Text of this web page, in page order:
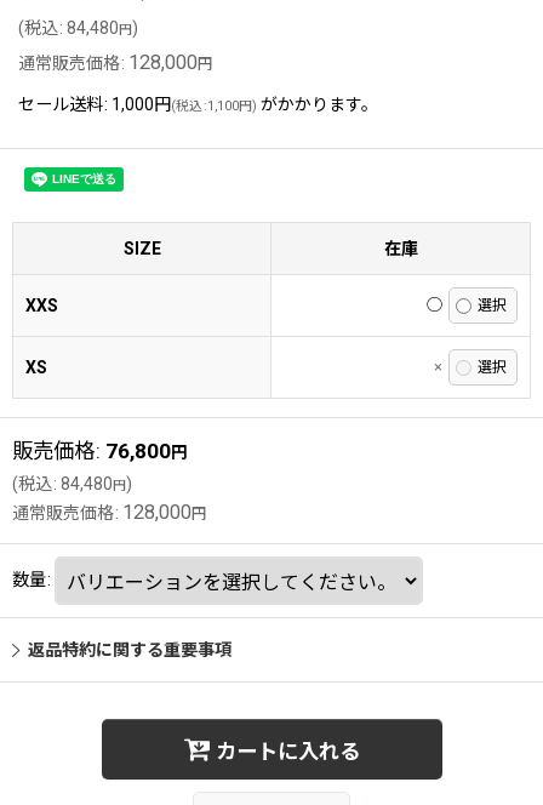
(税込: 84,480円)
通常販売価格: 128,000 円
セール送料: 1,000円 (税込 :1,100円) がかかります。
SIZE 在庫
XXS ◯
XS ×
販売価格: 76,800円
(税込: 84,480円)
通常販売価格: 128,000 円
数量:
返品特約に関する重要事項
カートに入れる